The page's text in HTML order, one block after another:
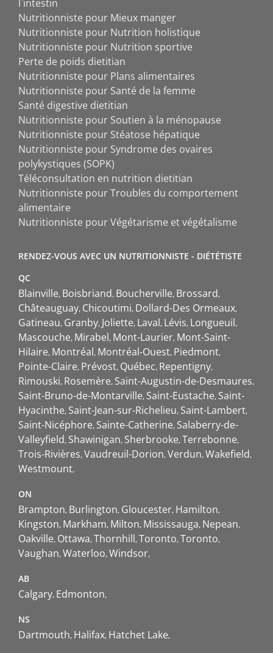
l`intestin
Nutritionniste pour Mieux manger
Nutritionniste pour Nutrition holistique
Nutritionniste pour Nutrition sportive
Perte de poids dietitian
Nutritionniste pour Plans alimentaires
Nutritionniste pour Santé de la femme
Santé digestive dietitian
Nutritionniste pour Soutien à la ménopause
Nutritionniste pour Stéatose hépatique
Nutritionniste pour Syndrome des ovaires
polykystiques (SOPK)
Téléconsultation en nutrition dietitian
Nutritionniste pour Troubles du comportement
alimentaire
Nutritionniste pour Végétarisme et végétalisme
RENDEZ-VOUS AVEC UN NUTRITIONNISTE - DIÉTÉTISTE
QC
Blainville Boisbriand Boucherville Brossard
Châteauguay Chicoutimi Dollard-Des Ormeaux
Gatineau Granby Joliette Laval Lévis Longueuil
Mascouche Mirabel Mont-Laurier Mont-Saint-
Hilaire Montréal Montréal-Ouest Piedmont
Pointe-Claire Prévost Québec Repentigny
Rimouski Rosemère Saint-Augustin-de-Desmaures
Saint-Bruno-de-Montarville Saint-Eustache Saint-
Hyacinthe Saint-Jean-sur-Richelieu Saint-Lambert
Saint-Nicéphore Sainte-Catherine Salaberry-de-
Valleyfield Shawinigan Sherbrooke Terrebonne
Trois-Rivières Vaudreuil-Dorion Verdun Wakefield
Westmount
ON
Brampton Burlington Gloucester Hamilton
Kingston Markham Milton Mississauga Nepean
Oakville Ottawa Thornhill Toronto Toronto
Vaughan Waterloo Windsor
AB
Calgary Edmonton
NS
Dartmouth Halifax Hatchet Lake